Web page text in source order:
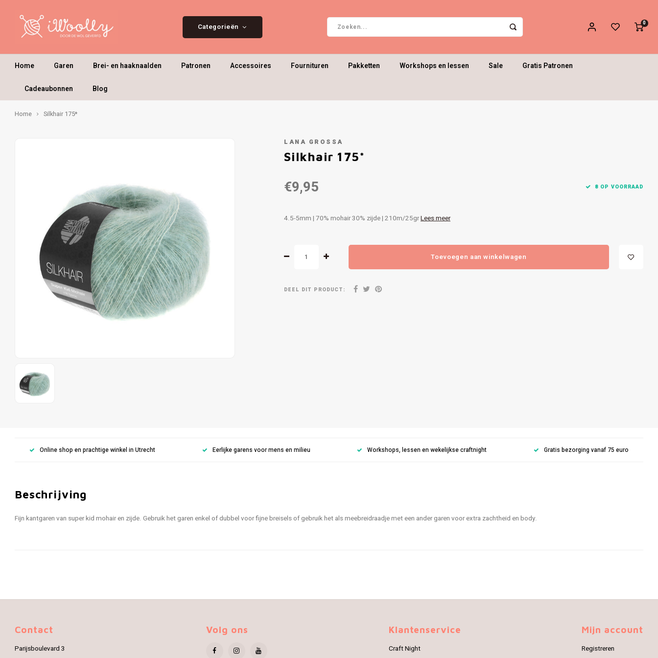
Categorieën 0
Home Garen Brei- en haaknaalden Patronen Accessoires Fournituren Pakketten Workshops en lessen Sale Gratis Patronen
Cadeaubonnen Blog
Home Silkhair 175*
LANA GROSSA
Silkhair 175*
€9,95 8 OP VOORRAAD
4.5-5mm | 70% mohair 30% zijde | 210m/25grLees meer
Toevoegen aan winkelwagen
DEEL DIT PRODUCT:
Online shop en prachtige winkel in Utrecht Eerlijke garens voor mens en milieu Workshops, lessen en wekelijkse craftnight Gratis bezorging vanaf 75 euro
Beschrijving
Fijn kantgaren van super kid mohair en zijde. Gebruik het garen enkel of dubbel voor fijne breisels of gebruik het als meebreidraadje met een ander garen voor extra zachtheid en body.
Contact
Parijsboulevard 3
Volg ons Klantenservice
Craft Night
Mijn account
Registreren